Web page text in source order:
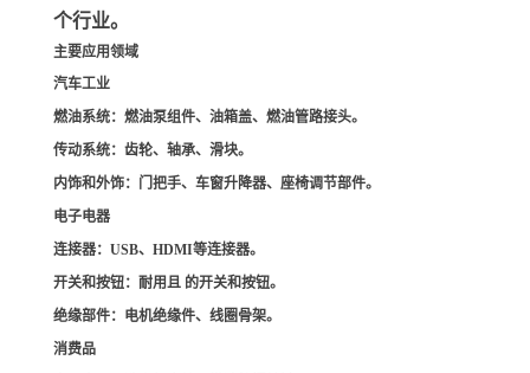
个行业。
主要应用领域
汽车工业
燃油系统：燃油泵组件、油箱盖、燃油管路接头。
传动系统：齿轮、轴承、滑块。
内饰和外饰：门把手、车窗升降器、座椅调节部件。
电子电器
连接器：USB、HDMI等连接器。
开关和按钮：耐用且 的开关和按钮。
绝缘部件：电机绝缘件、线圈骨架。
消费品